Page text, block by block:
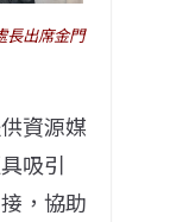
長出席金門
資源媒
吸引
，協助